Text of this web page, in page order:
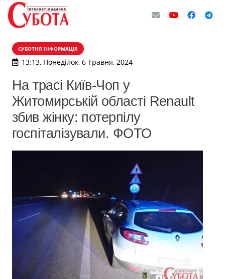
СУБОТНЯ ІНФОРМАЦІЯ
13:13, Понеділок, 6 Травня, 2024
На трасі Київ-Чоп у
Житомирській області Renault
збив жінку: потерпілу
госпіталізували. ФОТО